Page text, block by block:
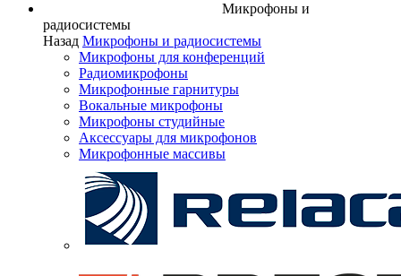
Микрофоны и
радиосистемы
Назад Микрофоны и радиосистемы
Микрофоны для конференций
Радиомикрофоны
Микрофонные гарнитуры
Вокальные микрофоны
Микрофоны студийные
Аксессуары для микрофонов
Микрофонные массивы